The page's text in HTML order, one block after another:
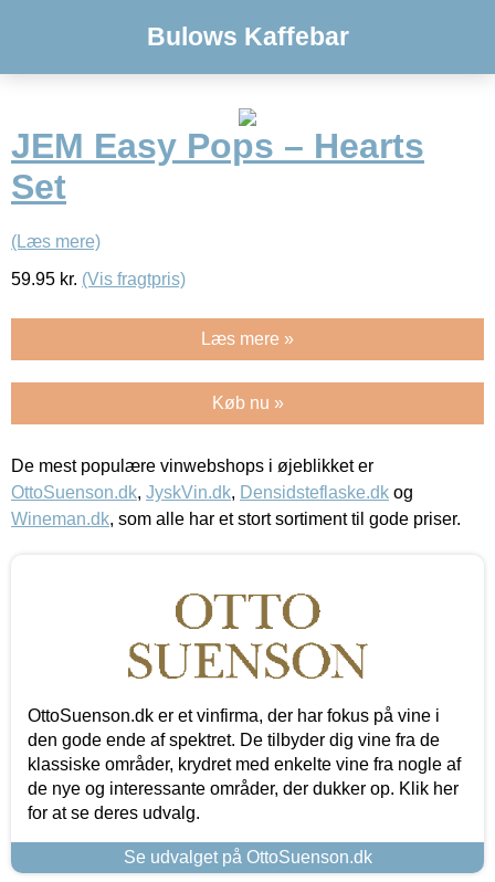
Bulows Kaffebar
JEM Easy Pops – Hearts
Set
(Læs mere)
59.95 kr. (Vis fragtpris)
Læs mere »
Køb nu »
De mest populære vinwebshops i øjeblikket er
OttoSuenson.dk, JyskVin.dk, Densidsteflaske.dk og
Wineman.dk, som alle har et stort sortiment til gode priser.
OttoSuenson.dk er et vinfirma, der har fokus på vine i
den gode ende af spektret. De tilbyder dig vine fra de
klassiske områder, krydret med enkelte vine fra nogle af
de nye og interessante områder, der dukker op. Klik her
for at se deres udvalg.
Se udvalget på OttoSuenson.dk